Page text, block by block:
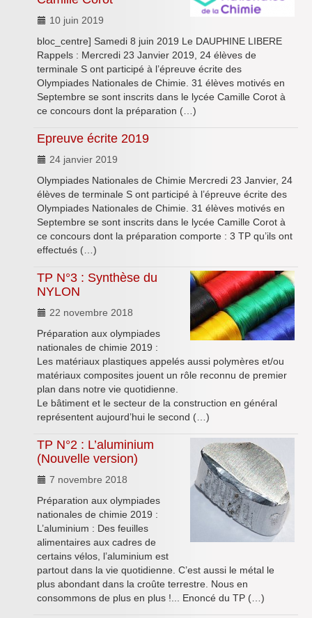
10 juin 2019
bloc_centre] Samedi 8 juin 2019 Le DAUPHINE LIBERE
Rappels : Mercredi 23 Janvier 2019, 24 élèves de
terminale S ont participé à l’épreuve écrite des
Olympiades Nationales de Chimie. 31 élèves motivés en
Septembre se sont inscrits dans le lycée Camille Corot à
ce concours dont la préparation (…)
Epreuve écrite 2019
24 janvier 2019
Olympiades Nationales de Chimie Mercredi 23 Janvier, 24
élèves de terminale S ont participé à l’épreuve écrite des
Olympiades Nationales de Chimie. 31 élèves motivés en
Septembre se sont inscrits dans le lycée Camille Corot à
ce concours dont la préparation comporte : 3 TP qu’ils ont
effectués (…)
TP N°3 : Synthèse du
NYLON
22 novembre 2018
Préparation aux olympiades
nationales de chimie 2019 :
Les matériaux plastiques appelés aussi polymères et/ou
matériaux composites jouent un rôle reconnu de premier
plan dans notre vie quotidienne.
Le bâtiment et le secteur de la construction en général
représentent aujourd’hui le second (…)
TP N°2 : L’aluminium
(Nouvelle version)
7 novembre 2018
Préparation aux olympiades
nationales de chimie 2019 :
L’aluminium : Des feuilles
alimentaires aux cadres de
certains vélos, l’aluminium est
partout dans la vie quotidienne. C’est aussi le métal le
plus abondant dans la croûte terrestre. Nous en
consommons de plus en plus !... Enoncé du TP (…)